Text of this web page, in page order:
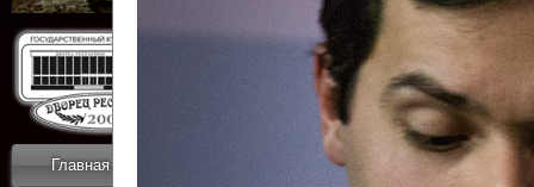
Главная Коллективы Новости